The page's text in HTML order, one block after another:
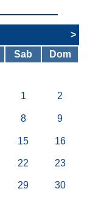
>
Sab Dom
1 2
8 9
15 16
22 23
29 30